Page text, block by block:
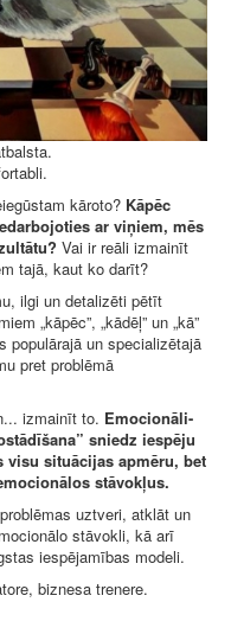
kāroto? Kāpēc
ar viņiem, mēs
Vai ir reāli izmainīt
tajā, kaut ko darīt?
ilgi un detalizēti pētīt
„kāpēc”, „kādēļ” un „kā”
populārajā un specializētajā
pret problēmā
izmainīt to. Emocionāli-
sniedz iespēju
visu situācijas apmēru, bet
stāvokļus.
uztveri, atklāt un
stāvokli, kā arī
iespējamības modeli.
biznesa trenere.